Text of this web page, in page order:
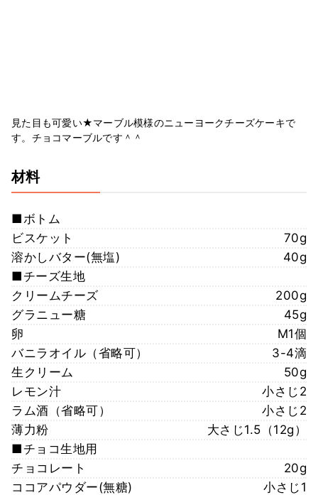
見た目も可愛い★マーブル模様のニューヨークチーズケーキで
す。チョコマーブルです＾＾
材料
■ボトム
ビスケット
70g
溶かしバター(無塩)
40g
■チーズ生地
クリームチーズ
200g
グラニュー糖
45g
卵
M1個
バニラオイル（省略可）
3-4滴
生クリーム
50g
レモン汁
小さじ2
ラム酒（省略可）
小さじ2
薄力粉
大さじ1.5（12g）
■チョコ生地用
チョコレート
20g
ココアパウダー(無糖)
小さじ1